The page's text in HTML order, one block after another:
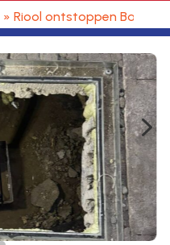
» Riool ontstoppen
5